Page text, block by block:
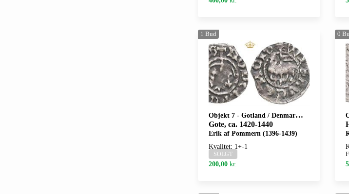
1 Bud
Objekt 7 - Gotland / Denmark / Danmark
Gote, ca. 1420-1440
Erik af Pommern (1396-1439)
Kvalitet: 1+-1
SOLGT
200,00 kr.
0